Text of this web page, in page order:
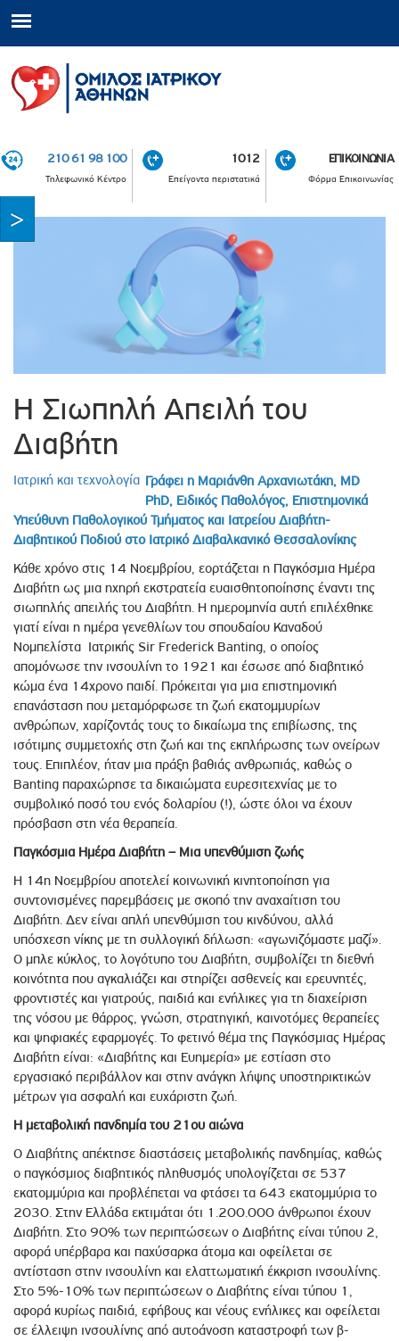
210 61 98 100
Τηλεφωνικό Κέντρο
1012
Επείγοντα περιστατικά
ΕΠΙΚΟΙΝΩΝΙΑ
Φόρμα Επικοινωνίας
Η Σιωπηλή Απειλή του
Διαβήτη
Ιατρική και τεχνολογία Γράφει η Μαριάνθη Αρχανιωτάκη, MD
PhD, Ειδικός Παθολόγος, Επιστημονικά
Υπεύθυνη Παθολογικού Τμήματος και Ιατρείου Διαβήτη-
Διαβητικού Ποδιού στο Ιατρικό Διαβαλκανικό Θεσσαλονίκης
Κάθε χρόνο στις 14 Νοεμβρίου, εορτάζεται η Παγκόσμια Ημέρα
Διαβήτη ως μια ηχηρή εκστρατεία ευαισθητοποίησης έναντι της
σιωπηλής απειλής του Διαβήτη. Η ημερομηνία αυτή επιλέχθηκε
γιατί είναι η ημέρα γενεθλίων του σπουδαίου Καναδού
Νομπελίστα Ιατρικής Sir Frederick Banting, o oποίος
απομόνωσε την ινσουλίνη το 1921 και έσωσε από διαβητικό
κώμα ένα 14χρονο παιδί. Πρόκειται για μια επιστημονική
επανάσταση που μεταμόρφωσε τη ζωή εκατομμυρίων
ανθρώπων, χαρίζοντάς τους το δικαίωμα της επιβίωσης, της
ισότιμης συμμετοχής στη ζωή και της εκπλήρωσης των ονείρων
τους. Επιπλέον, ήταν μια πράξη βαθιάς ανθρωπιάς, καθώς ο
Banting παραχώρησε τα δικαιώματα ευρεσιτεχνίας με το
συμβολικό ποσό του ενός δολαρίου (!), ώστε όλοι να έχουν
πρόσβαση στη νέα θεραπεία.
Παγκόσμια Ημέρα Διαβήτη – Μια υπενθύμιση ζωής
Η 14η Νοεμβρίου αποτελεί κοινωνική κινητοποίηση για
συντονισμένες παρεμβάσεις με σκοπό την αναχαίτιση του
Διαβήτη. Δεν είναι απλή υπενθύμιση του κινδύνου, αλλά
υπόσχεση νίκης με τη συλλογική δήλωση: «αγωνιζόμαστε μαζί».
Ο μπλε κύκλος, το λογότυπο του Διαβήτη, συμβολίζει τη διεθνή
κοινότητα που αγκαλιάζει και στηρίζει ασθενείς και ερευνητές,
φροντιστές και γιατρούς, παιδιά και ενήλικες για τη διαχείριση
της νόσου με θάρρος, γνώση, στρατηγική, καινοτόμες θεραπείες
και ψηφιακές εφαρμογές. Το φετινό θέμα της Παγκόσμιας Ημέρας
Διαβήτη είναι: «Διαβήτης και Ευημερία» με εστίαση στο
εργασιακό περιβάλλον και στην ανάγκη λήψης υποστηρικτικών
μέτρων για ασφαλή και ευχάριστη ζωή.
Η μεταβολική πανδημία του 21ου αιώνα
Ο Διαβήτης απέκτησε διαστάσεις μεταβολικής πανδημίας, καθώς
ο παγκόσμιος διαβητικός πληθυσμός υπολογίζεται σε 537
εκατομμύρια και προβλέπεται να φτάσει τα 643 εκατομμύρια το
2030. Στην Ελλάδα εκτιμάται ότι 1.200.000 άνθρωποι έχουν
Διαβήτη. Στο 90% των περιπτώσεων ο Διαβήτης είναι τύπου 2,
αφορά υπέρβαρα και παχύσαρκα άτομα και οφείλεται σε
αντίσταση στην ινσουλίνη και ελαττωματική έκκριση ινσουλίνης.
Στο 5%-10% των περιπτώσεων ο Διαβήτης είναι τύπου 1,
αφορά κυρίως παιδιά, εφήβους και νέους ενήλικες και οφείλεται
σε έλλειψη ινσουλίνης από αυτοάνοση καταστροφή των β-